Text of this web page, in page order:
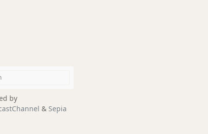
by
& Sepia